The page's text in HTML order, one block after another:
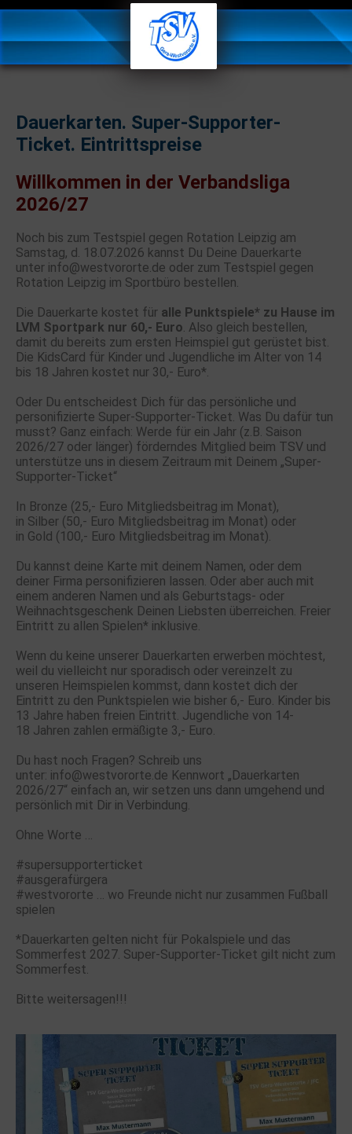
Dauerkarten. Super-Supporter-
Ticket. Eintrittspreise
Willkommen in der Verbandsliga
2026/27
Noch bis zum Testspiel gegen Rotation Leipzig am
Samstag, d. 18.07.2026 kannst Du Deine Dauerkarte
unter info@westvororte.de oder zum Testspiel gegen
Rotation Leipzig im Sportbüro bestellen.
Die Dauerkarte kostet für alle Punktspiele* zu Hause im
LVM Sportpark nur 60,- Euro. Also gleich bestellen,
damit du bereits zum ersten Heimspiel gut gerüstet bist.
Die KidsCard für Kinder und Jugendliche im Alter von 14
bis 18 Jahren kostet nur 30,- Euro*.
Oder Du entscheidest Dich für das persönliche und
personifizierte Super-Supporter-Ticket. Was Du dafür tun
musst? Ganz einfach: Werde für ein Jahr (z.B. Saison
2026/27 oder länger) förderndes Mitglied beim TSV und
unterstütze uns in diesem Zeitraum mit Deinem „Super-
Supporter-Ticket“
In Bronze (25,- Euro Mitgliedsbeitrag im Monat),
in Silber (50,- Euro Mitgliedsbeitrag im Monat) oder
in Gold (100,- Euro Mitgliedsbeitrag im Monat).
Du kannst deine Karte mit deinem Namen, oder dem
deiner Firma personifizieren lassen. Oder aber auch mit
einem anderen Namen und als Geburtstags- oder
Weihnachtsgeschenk Deinen Liebsten überreichen. Freier
Eintritt zu allen Spielen* inklusive.
Wenn du keine unserer Dauerkarten erwerben möchtest,
weil du vielleicht nur sporadisch oder vereinzelt zu
unseren Heimspielen kommst, dann kostet dich der
Eintritt zu den Punktspielen wie bisher 6,- Euro. Kinder bis
13 Jahre haben freien Eintritt. Jugendliche von 14-
18 Jahren zahlen ermäßigte 3,- Euro.
Du hast noch Fragen? Schreib uns
unter: info@westvororte.de Kennwort „Dauerkarten
2026/27“ einfach an, wir setzen uns dann umgehend und
persönlich mit Dir in Verbindung.
Ohne Worte …
#supersupporterticket
#ausgerafürgera
#westvororte … wo Freunde nicht nur zusammen Fußball
spielen
*Dauerkarten gelten nicht für Pokalspiele und das
Sommerfest 2027. Super-Supporter-Ticket gilt nicht zum
Sommerfest.
Bitte weitersagen!!!